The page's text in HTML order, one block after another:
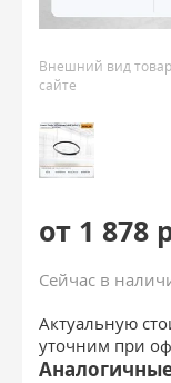
Внешний вид
сайте
от 1 878
Сейчас в
Актуальную
уточним при